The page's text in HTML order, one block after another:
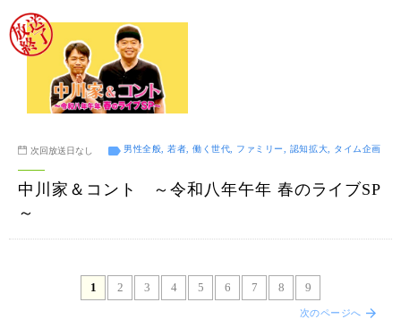
次回放送日なし 男性全般, 若者, 働く世代, ファミリー, 認知拡大, タイム企画
中川家＆コント ～令和八年午年 春のライブSP
～
1 2 3 4 5 6 7 8 9
次のページへ